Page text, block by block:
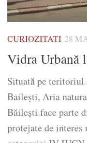
CURIOZITATI 28
Vidra Urbană
Situată pe
Baileşti, Aria
Băilești face parte
protejate de interes